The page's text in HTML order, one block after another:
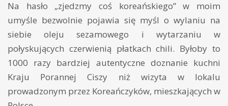
Na hasło „zjedzmy coś koreańskiego” w moim
umyśle bezwolnie pojawia się myśl o wylaniu na
siebie oleju sezamowego i wytarzaniu w
połyskujących czerwienią płatkach chili. Byłoby to
1000 razy bardziej autentyczne doznanie kuchni
Kraju Porannej Ciszy niż wizyta w lokalu
prowadzonym przez Koreańczyków, mieszkających w